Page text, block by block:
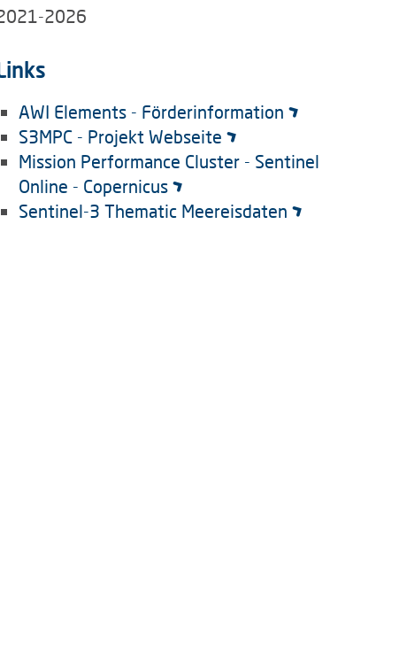
2026
AWI Elements - Förderinformation
S3MPC - Projekt Webseite
Mission Performance Cluster - Sentinel
Online - Copernicus
Sentinel-3 Thematic Meereisdaten